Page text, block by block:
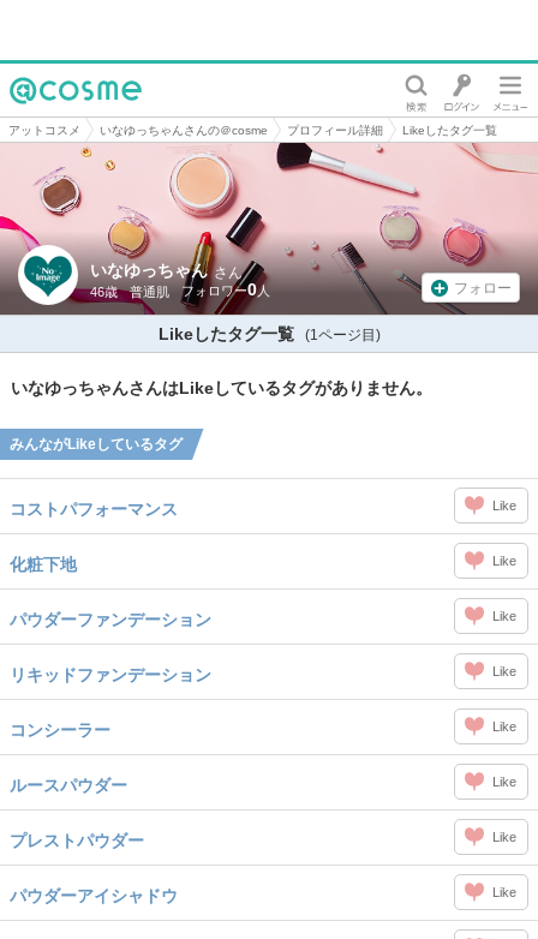
@cosme
アットコスメ いなゆっちゃんさんの＠cosme プロフィール詳細 Likeしたタグ一覧
いなゆっちゃん さん
46歳 普通肌 0 フォロー
Likeしたタグ一覧 (1ページ目)
いなゆっちゃんさんはLikeしているタグがありません。
みんながLikeしているタグ
コストパフォーマンス Like
化粧下地 Like
パウダーファンデーション Like
リキッドファンデーション Like
コンシーラー Like
ルースパウダー Like
プレストパウダー Like
パウダーアイシャドウ Like